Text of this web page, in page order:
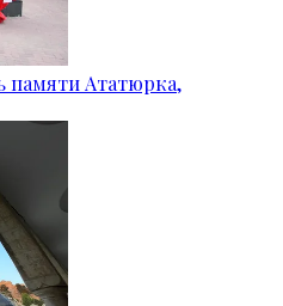
памяти Ататюрка,